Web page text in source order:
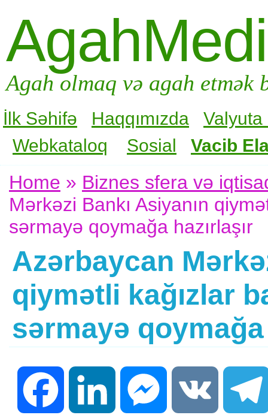
Agah olmaq və agah
İlk Səhifə Haqqımızda
Valyuta
Webkataloq
Sosial Vacib
Home » Biznes sfera və
Mərkəzi Bankı Asiyanın
sərmayə qoymağa hazırlaşır
Azərbaycan
qiymətli kağızlar
sərmayə qoymağa
Facebook LinkedIn Messenger VK